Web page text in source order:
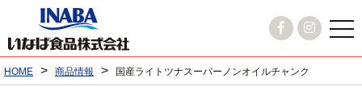
HOME > 商品情報 > 国産ライトツナスーパーノンオイルチャンク